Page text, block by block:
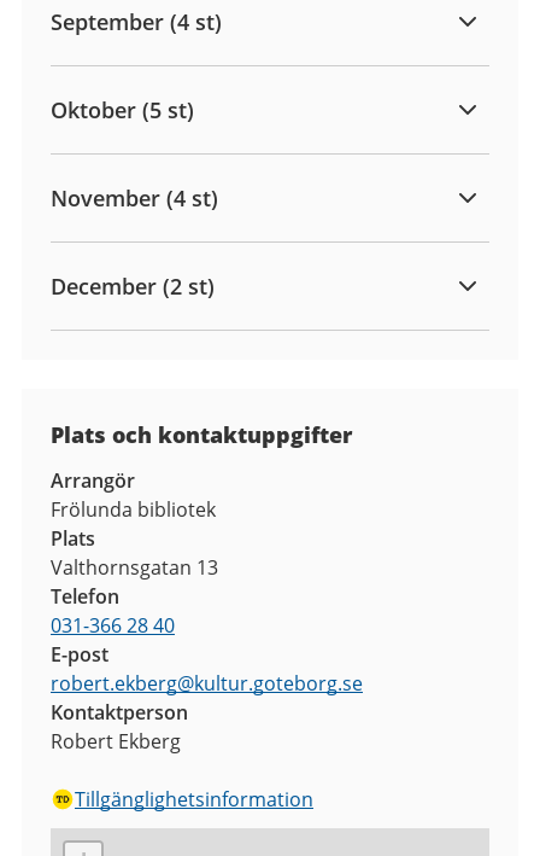
September (4 st)
Oktober (5 st)
November (4 st)
December (2 st)
Plats och kontaktuppgifter
Arrangör
Frölunda bibliotek
Plats
Valthornsgatan 13
Telefon
031-366 28 40
E-post
robert.ekberg@kultur.goteborg.se
Kontaktperson
Robert Ekberg
Tillgänglighetsinformation